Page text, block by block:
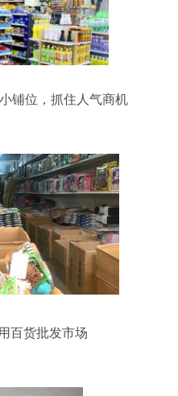
铺位，抓住人气商机
百货批发市场